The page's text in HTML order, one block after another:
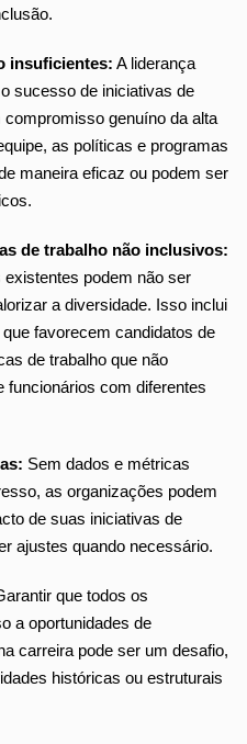
insuficientes: A liderança
sucesso de iniciativas de
genuíno da alta
as políticas e programas
maneira eficaz ou podem ser
de trabalho não inclusivos:
podem não ser
a diversidade. Isso inclui
favorecem candidatos de
de trabalho que não
com diferentes
Sem dados e métricas
as organizações podem
de suas iniciativas de
ajustes quando necessário.
que todos os
a oportunidades de
carreira pode ser um desafio,
históricas ou estruturais